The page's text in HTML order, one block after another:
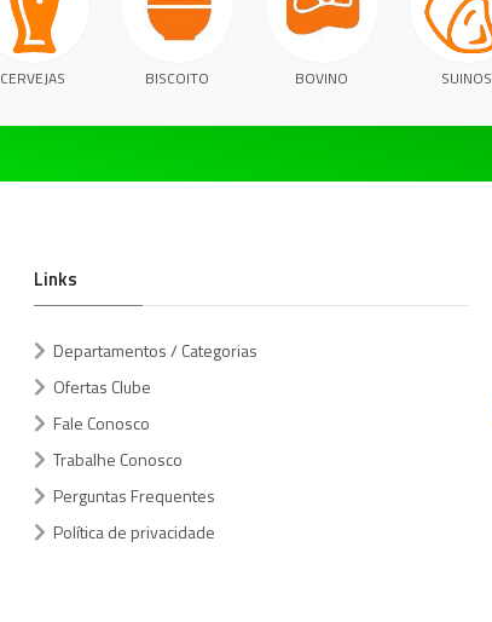
CERVEJAS BISCOITO BOVINO SUINOS
Links
Departamentos / Categorias
Ofertas Clube
Fale Conosco
Trabalhe Conosco
Perguntas Frequentes
Política de privacidade